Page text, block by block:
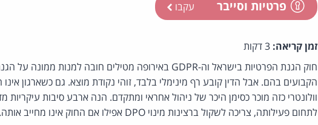
פרטיות וסייבר עקבו
זמן קריאה:
וולונטרי כזה מוכר כסימן היכר של ניהול אחראי ומתקדם. הנה ארבע סיבות
לתחום פעילותה, צריכה לשקול ברצינות מינוי DPO אפילו אם החוק אינו מחייב אותה.